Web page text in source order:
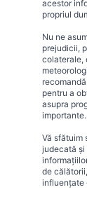
acestor
propriul
Nu ne
prejudicii,
colaterale,
pentru a
asupra
importante.
Vă sfătuim
judecată și
de
influențate